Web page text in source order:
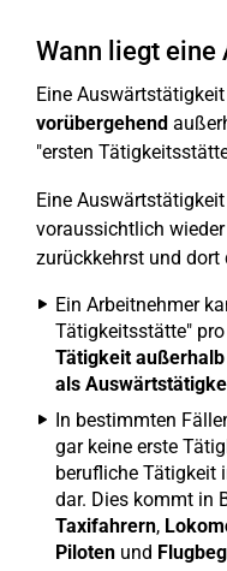
Wann liegt
Eine
vorübergehend
"ersten
Eine
voraussichtlich
zurückkehrst und dort
Ein Arbeitnehmer
Tätigkeitsstätte"
Tätigkeit
als
In bestimmten
gar keine erste
berufliche Tätigkeit
dar. Dies kommt in
Taxifahrern,
Piloten und